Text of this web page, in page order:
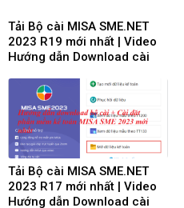
Tải Bộ cài MISA SME.NET
2023 R19 mới nhất | Video
Hướng dẫn Download cài
Tải Bộ cài MISA SME.NET
2023 R17 mới nhất | Video
Hướng dẫn Download cài